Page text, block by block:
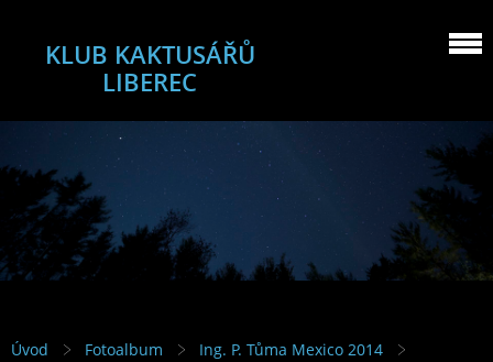
KLUB KAKTUSÁŘŮ
LIBEREC
Úvod Fotoalbum
Ing. P. Tůma Mexico 2014